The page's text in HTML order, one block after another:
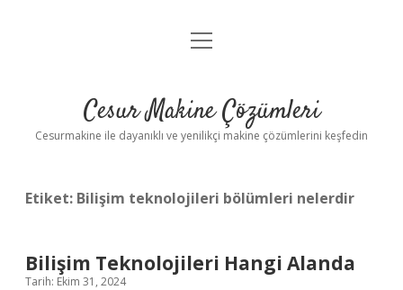
Anasayfa
Yasal Uyarı
menüyü
Cesur Makine Çözümleri
Cesurmakine ile dayanıklı ve yenilikçi makine çözümlerini keşfedin
Etiket: Bilişim teknolojileri bölümleri nelerdir
Bilişim Teknolojileri Hangi Alanda
Tarih: Ekim 31, 2024